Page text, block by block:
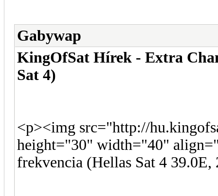
Gabywap
KingOfSat Hírek - Extra
Sat 4)
<p><img src="http://
height="30" width="40"
frekvencia (Hellas Sat 4